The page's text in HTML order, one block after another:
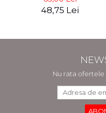
48,75 Lei
Nu rata